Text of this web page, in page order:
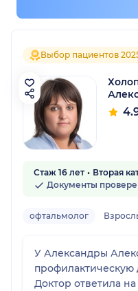
Выбор пациентов
Стаж 16 лет
Вторая
Документы
офтальмолог
У Александры
профилактическую
Доктор ответила